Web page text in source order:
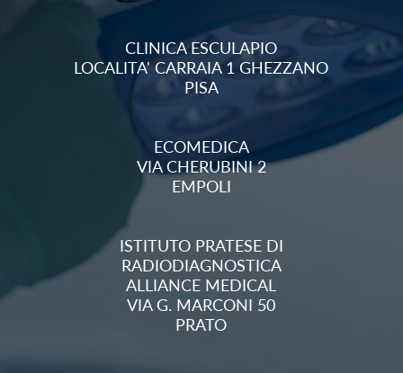
CLINICA ESCULAPIO
LOCALITA' CARRAIA 1 GHEZZANO
PISA
ECOMEDICA
VIA CHERUBINI 2
EMPOLI
ISTITUTO PRATESE DI
RADIODIAGNOSTICA
ALLIANCE MEDICAL
VIA G. MARCONI 50
PRATO